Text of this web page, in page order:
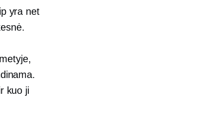
yra net
kuo ji